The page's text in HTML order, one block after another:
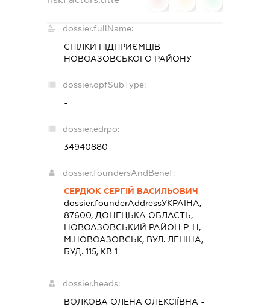
dossier.fullName:
СПІЛКИ ПІДПРИЄМЦІВ
НОВОАЗОВСЬКОГО РАЙОНУ
dossier.opfSubType:
-
dossier.edrpo:
34940880
dossier.foundersAndBenef:
СЕРДЮК СЕРГІЙ ВАСИЛЬОВИЧ
dossier.founderAddressУКРАЇНА,
87600, ДОНЕЦЬКА ОБЛАСТЬ,
НОВОАЗОВСЬКИЙ РАЙОН Р-Н,
М.НОВОАЗОВСЬК, ВУЛ. ЛЕНІНА,
БУД. 115, КВ 1
dossier.heads:
ВОЛКОВА ОЛЕНА ОЛЕКСІЇВНА -